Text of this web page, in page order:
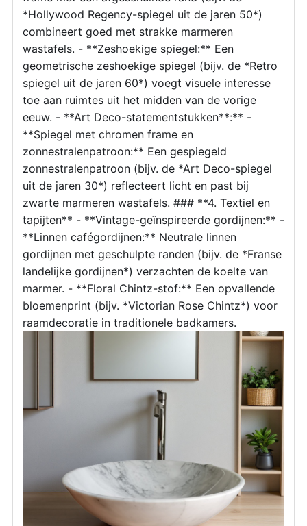
*Hollywood Regency-spiegel uit de jaren 50*)
combineert goed met strakke marmeren
wastafels. - **Zeshoekige spiegel:** Een
geometrische zeshoekige spiegel (bijv. de *Retro
spiegel uit de jaren 60*) voegt visuele interesse
toe aan ruimtes uit het midden van de vorige
eeuw. - **Art Deco-statementstukken**:** -
**Spiegel met chromen frame en
zonnestralenpatroon:** Een gespiegeld
zonnestralenpatroon (bijv. de *Art Deco-spiegel
uit de jaren 30*) reflecteert licht en past bij
zwarte marmeren wastafels. ### **4. Textiel en
tapijten** - **Vintage-geïnspireerde gordijnen:** -
**Linnen cafégordijnen:** Neutrale linnen
gordijnen met geschulpte randen (bijv. de *Franse
landelijke gordijnen*) verzachten de koelte van
marmer. - **Floral Chintz-stof:** Een opvallende
bloemenprint (bijv. *Victorian Rose Chintz*) voor
raamdecoratie in traditionele badkamers.